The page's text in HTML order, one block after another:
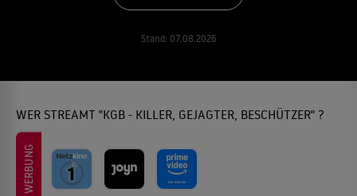
Stand: 07.08.2026
WER STREAMT "KGB - KILLER, GEJAGTER, BESCHÜTZER" ?
WERBUNG